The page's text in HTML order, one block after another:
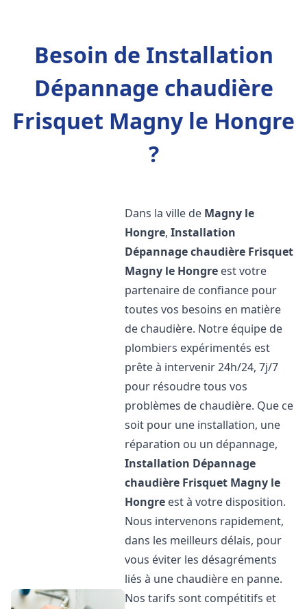
Besoin de Installation
Dépannage chaudière
Frisquet Magny le Hongre
?
Dans la ville de Magny le
Hongre,Installation
Dépannage chaudière Frisquet
Magny le Hongre est votre
partenaire de confiance pour
toutes vos besoins en matière
de chaudière. Notre équipe de
plombiers expérimentés est
prête à intervenir 24h/24, 7j/7
pour résoudre tous vos
problèmes de chaudière. Que ce
soit pour une installation, une
réparation ou un dépannage,
Installation Dépannage
chaudière Frisquet Magny le
Hongre est à votre disposition.
Nous intervenons rapidement,
dans les meilleurs délais, pour
vous éviter les désagréments
liés à une chaudière en panne.
Nos tarifs sont compétitifs et